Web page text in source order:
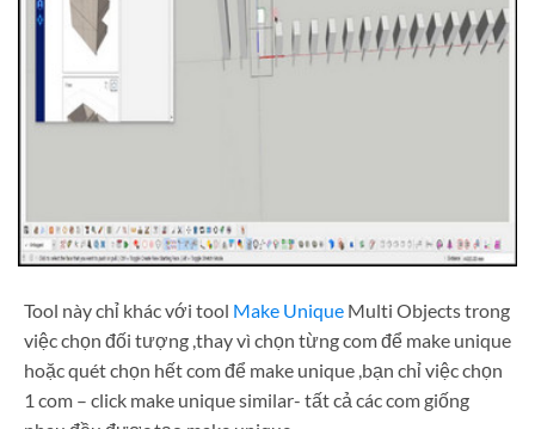
Tool này chỉ khác với tool Make Unique Multi Objects trong
việc chọn đối tượng ,thay vì chọn từng com để make unique
hoặc quét chọn hết com để make unique , bạn chỉ việc chọn
1 com – click make unique similar- tất cả các com giống